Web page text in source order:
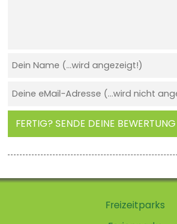
FERTIG? SENDE DEINE
Freizeitparks